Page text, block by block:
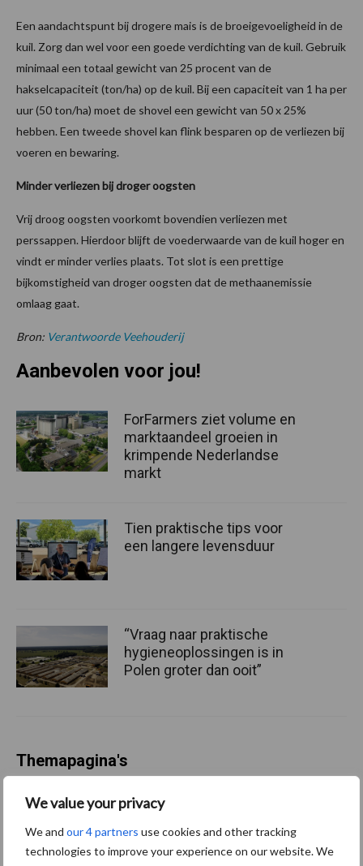
We value your privacy
We and our 4 partners use cookies and other tracking
technologies to improve your experience on our website. We
Een aandachtspunt bij drogere mais is de broeigevoeligheid in de
kuil. Zorg dan wel voor een goede verdichting van de kuil. Gebruik
minimaal een totaal gewicht van 25 procent van de
hakselcapaciteit (ton/ha) op de kuil. Bij een capaciteit van 1 ha per
uur (50 ton/ha) moet de shovel een gewicht van 50 x 25%
hebben. Een tweede shovel kan flink besparen op de verliezen bij
voeren en bewaring.
Minder verliezen bij droger oogsten
Vrij droog oogsten voorkomt bovendien verliezen met
perssappen. Hierdoor blijft de voederwaarde van de kuil hoger en
vindt er minder verlies plaats. Tot slot is een prettige
bijkomstigheid van droger oogsten dat de methaanemissie
omlaag gaat.
Bron: Verantwoorde Veehouderij
Aanbevolen voor jou!
ForFarmers ziet volume en
marktaandeel groeien in
krimpende Nederlandse
markt
Tien praktische tips voor
een langere levensduur
“Vraag naar praktische
hygieneoplossingen is in
Polen groter dan ooit”
Themapagina's
Diergezondheid Bemesting